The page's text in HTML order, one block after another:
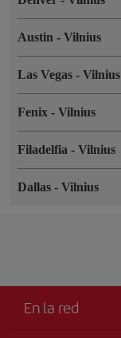
Austin - Vilnius
Las Vegas - Vilnius
Fenix - Vilnius
Filadelfia - Vilnius
Dallas - Vilnius
En la red